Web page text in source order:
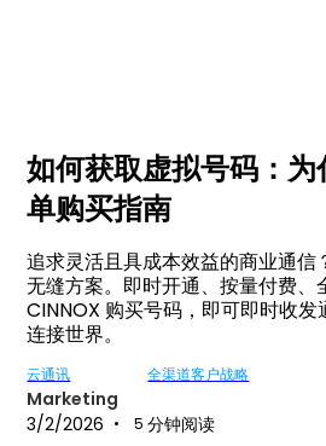
如何获取虚拟号码：为
单购买指南
追求灵活且具成本效益的商业通信
无缝方案。即时开通、按量付费
CINNOX 购买号码，即可即时收
连接世界。
云通讯 全渠道客户战略
Marketing
3/2/2026 • 5 分钟阅读